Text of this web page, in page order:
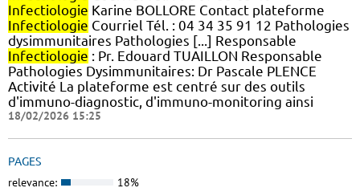
Infectiologie Karine BOLLORE Contact plateforme
Infectiologie Courriel Tél. : 04 34 35 91 12 Pathologies
dysimmunitaires Pathologies [...] Responsable
Infectiologie : Pr. Edouard TUAILLON Responsable
Pathologies Dysimmunitaires: Dr Pascale PLENCE
Activité La plateforme est centré sur des outils
d'immuno-diagnostic, d'immuno-monitoring ainsi
18/02/2026 15:25
PAGES
relevance: 18%